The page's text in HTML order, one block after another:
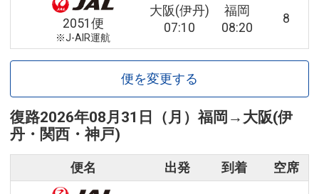
2051便
※J-AIR運航
大阪(伊丹)
07:10
福岡
08:20
8
便を変更する
復路2026年08月31日（月）福岡 → 大阪(伊
丹・関西・神戸)
便名 出発 到着 空席